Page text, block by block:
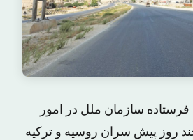
فرستاده سازمان ملل در امور
روز پیش سران روسیه و ترکیه